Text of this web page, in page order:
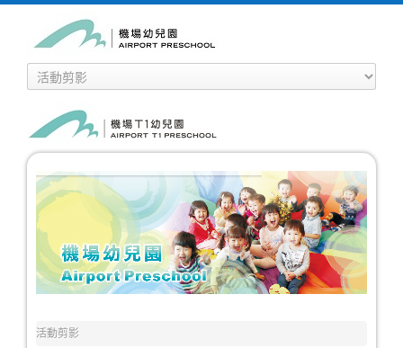
活動剪影